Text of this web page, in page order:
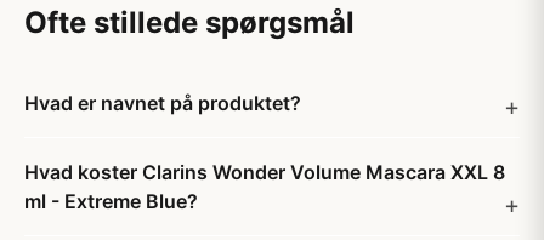
Ofte stillede spørgsmål
Hvad er navnet på produktet?
Hvad koster Clarins Wonder Volume Mascara XXL 8
ml - Extreme Blue?